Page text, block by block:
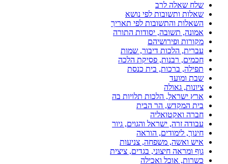
שלח שאלה לרב
שאלות ותשובות לפי נושא
השאלות והתשובות לפי תאריך
אמונה, תשובה, יסודות התורה
מקורות ופירושיהם
עברית, הלכות דיבור, שמות
חכמים, רבנות, פסיקת הלכה
תפילה, ברכות, בית כנסת
שבת ומועד
ציונות, גאולה
ארץ ישראל, הלכות תלויות בה
בית המקדש, הר הבית
חברה ואקטואליה
עבודה זרה, ישראל והגוים, גיור
חינוך, לימודים, הוראה
איש ואשה, משפחה, צניעות
גוף ומראה חיצוני, בגדים, ציצית
כשרות, אוכל ואכילה